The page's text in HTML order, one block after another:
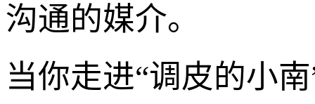
沟通的媒介。
当你走进“调皮的小